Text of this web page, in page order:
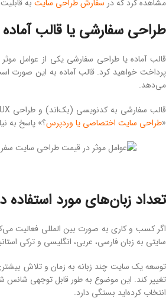
مشاهده کرد که در سفارش طراحی سایت به
طراحی سفارشی یا قالب
قالب آماده یا طراحی سفارشی یکی از عوامل
پرداخت خواهید کرد. قالب آماده به این صورت
می‌دهد.
«طراحی سایت اختصاصی یا وردپرس؟» پاسخ به
تعداد زبان‌های مورد
اگر کسب و کاری به صورت بین المللی فعالیت
سایتی به زبان فارسی، عربی، انگلیسی و ترکی
توسعه یک سایت چند زبانه به زمان و تلاش بیشتری
تغییر کند. این موضوع به طور قابل توجهی شانس
انتخاب کرده‌اید بستگی دارد.